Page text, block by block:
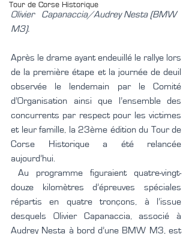
Tour de Corse Historique
Olivier   Capanaccia/Audrey Nesta (BMW
M3).
Après le drame ayant endeuillé le rallye lors
de la première étape et la journée de deuil
observée le lendemain par le Comité
d’Organisation ainsi que l’ensemble des
concurrents par respect pour les victimes
et leur famille, la 23ème édition du Tour de
Corse Historique a été relancée
aujourd’hui.
douze kilomètres d’épreuves spéciales
répartis en quatre tronçons, à l’issue
desquels Olivier Capanaccia, associé à
Audrey Nesta à bord d’une BMW M3, est